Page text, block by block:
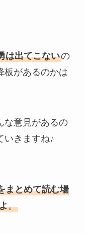
は出てこないの
板があるのかは
な意見があるの
いきますね♪
まとめて読む場
。